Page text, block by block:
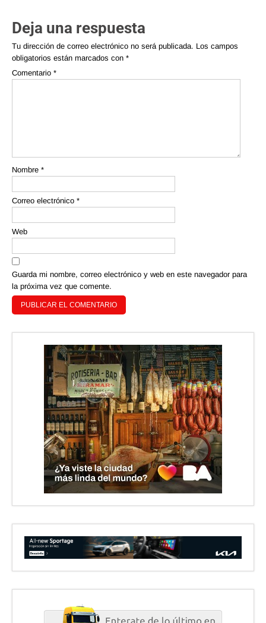
Deja una respuesta
Tu dirección de correo electrónico no será publicada. Los campos
obligatorios están marcados con *
Comentario *
Nombre *
Correo electrónico *
Web
Guarda mi nombre, correo electrónico y web en este navegador para
la próxima vez que comente.